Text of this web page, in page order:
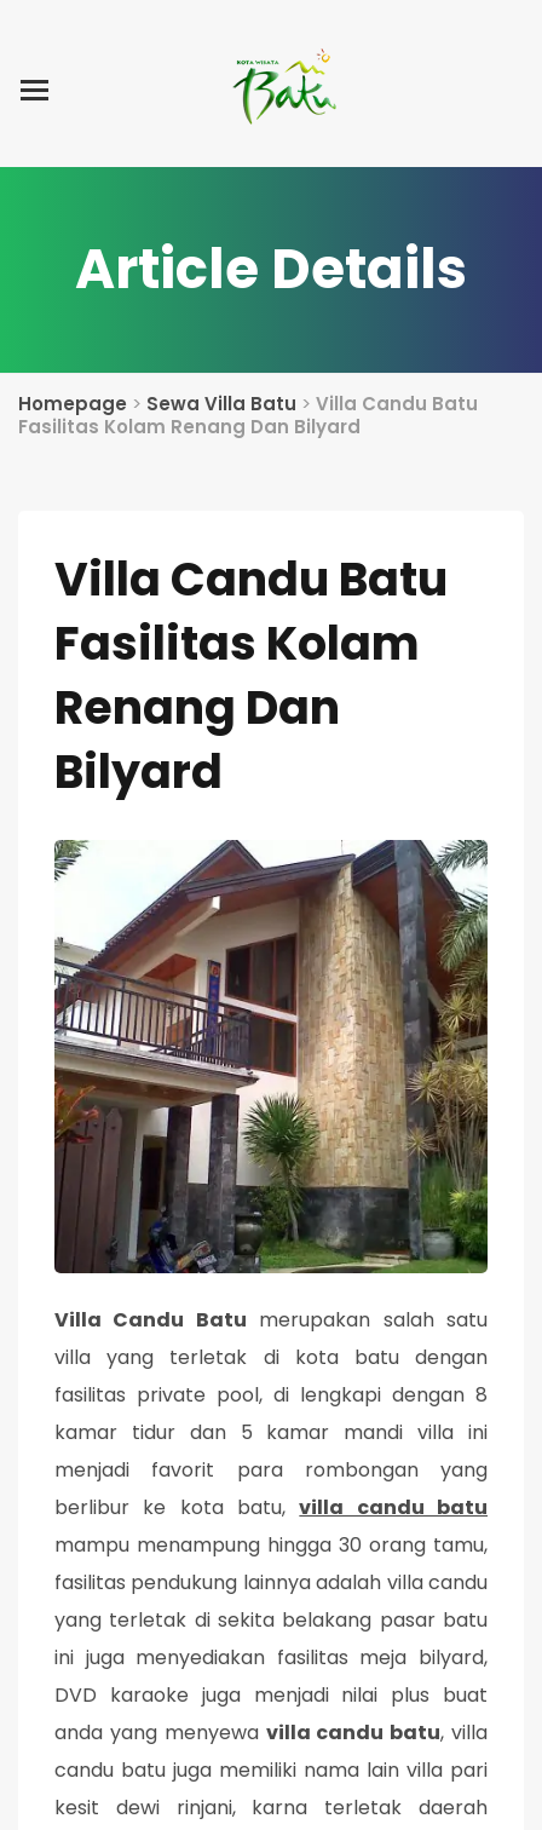
Blog Post
Article Details
Homepage > Sewa Villa Batu > Villa Candu Batu
Fasilitas Kolam Renang Dan Bilyard
Villa Candu Batu
Fasilitas Kolam
Renang Dan
Bilyard
Villa Candu Batu merupakan salah satu
villa yang terletak di kota batu dengan
fasilitas private pool, di lengkapi dengan 8
kamar tidur dan 5 kamar mandi villa ini
menjadi favorit para rombongan yang
berlibur ke kota batu,villa candu batu
mampu menampung hingga 30 orang tamu,
fasilitas pendukung lainnya adalah villa candu
yang terletak di sekita belakang pasar batu
ini juga menyediakan fasilitas meja bilyard,
DVD karaoke juga menjadi nilai plus buat
anda yang menyewa villa candu batu, villa
candu batu juga memiliki nama lain villa pari
kesit dewi rinjani, karna terletak daerah